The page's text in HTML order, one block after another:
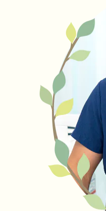
これからも地域のお
心して相談できる小
れるよう、スタッフ
また、5月より「小児
く取り組みを開始いた
対象となる方には、
今後とも、なるせこ
願いいたします。
【3種混合ワクチ